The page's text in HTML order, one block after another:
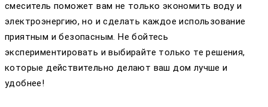
смеситель поможет вам не только экономить воду и
электроэнергию, но и сделать каждое использование
приятным и безопасным. Не бойтесь
экспериментировать и выбирайте только те решения,
которые действительно делают ваш дом лучше и
удобнее!